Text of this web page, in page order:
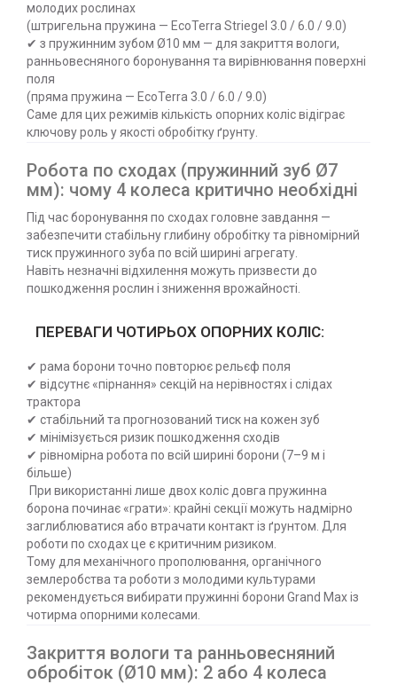
молодих рослинах
(штригельна пружина — EcoTerra Striegel 3.0 / 6.0 / 9.0)
✔ з пружинним зубом Ø10 мм — для закриття вологи,
ранньовесняного боронування та вирівнювання поверхні
поля
(пряма пружина — EcoTerra 3.0 / 6.0 / 9.0)
Саме для цих режимів кількість опорних коліс відіграє
ключову роль у якості обробітку ґрунту.
Робота по сходах (пружинний зуб Ø7
мм): чому 4 колеса критично необхідні
Під час боронування по сходах головне завдання —
забезпечити стабільну глибину обробітку та рівномірний
тиск пружинного зуба по всій ширині агрегату.
Навіть незначні відхилення можуть призвести до
пошкодження рослин і зниження врожайності.
ПЕРЕВАГИ ЧОТИРЬОХ ОПОРНИХ КОЛІС:
✔ рама борони точно повторює рельєф поля
✔ відсутнє «пірнання» секцій на нерівностях і слідах
трактора
✔ стабільний та прогнозований тиск на кожен зуб
✔ мінімізується ризик пошкодження сходів
✔ рівномірна робота по всій ширині борони (7–9 м і
більше)
При використанні лише двох коліс довга пружинна
борона починає «грати»: крайні секції можуть надмірно
заглиблюватися або втрачати контакт із ґрунтом. Для
роботи по сходах це є критичним ризиком.
Тому для механічного прополювання, органічного
землеробства та роботи з молодими культурами
рекомендується вибирати пружинні борони Grand Max із
чотирма опорними колесами.
Закриття вологи та ранньовесняний
обробіток (Ø10 мм): 2 або 4 колеса